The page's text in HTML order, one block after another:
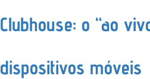
Clubhouse: o “ao
dispositivos móveis